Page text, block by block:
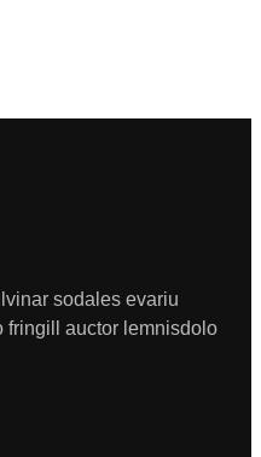
sodales evariu
fringill auctor lemnisdolo